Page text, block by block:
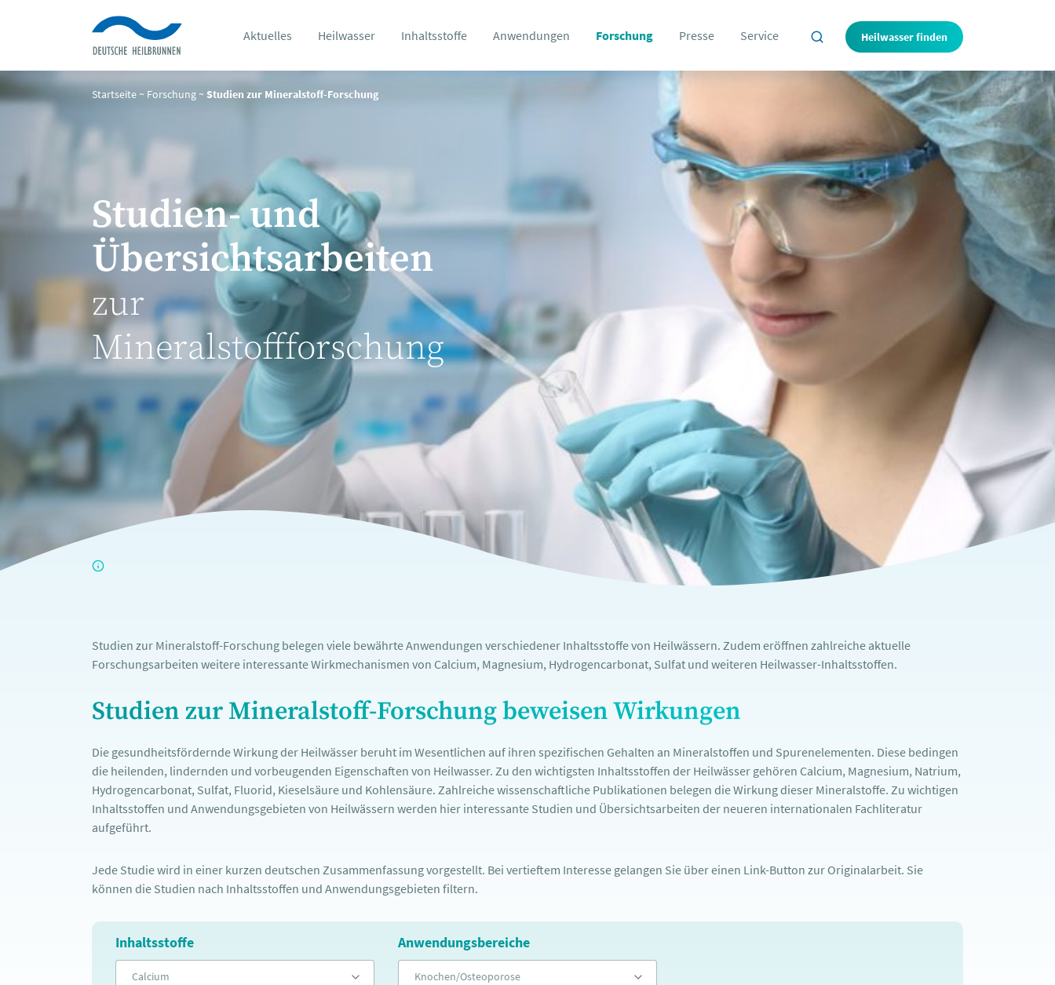
Aktuelles Heilwasser Inhaltsstoffe Anwendungen Forschung Presse Service Heilwasser finden
Startseite~ Forschung~Studien zur Mineralstoff-Forschung
Studien- und
Übersichtsarbeiten
zur
Mineralstoffforschung
Studien zur Mineralstoff-Forschung belegen viele bewährte Anwendungen verschiedener Inhaltsstoffe von Heilwässern. Zudem eröffnen zahlreiche aktuelle
Forschungsarbeiten weitere interessante Wirkmechanismen von Calcium, Magnesium, Hydrogencarbonat, Sulfat und weiteren Heilwasser-Inhaltsstoffen.
Studien zur Mineralstoff-Forschung beweisen Wirkungen
Die gesundheitsfördernde Wirkung der Heilwässer beruht im Wesentlichen auf ihren spezifischen Gehalten an Mineralstoffen und Spurenelementen. Diese bedingen
die heilenden, lindernden und vorbeugenden Eigenschaften von Heilwasser. Zu den wichtigsten Inhaltsstoffen der Heilwässer gehören Calcium, Magnesium, Natrium,
Hydrogencarbonat, Sulfat, Fluorid, Kieselsäure und Kohlensäure. Zahlreiche wissenschaftliche Publikationen belegen die Wirkung dieser Mineralstoffe. Zu wichtigen
Inhaltsstoffen und Anwendungsgebieten von Heilwässern werden hier interessante Studien und Übersichtsarbeiten der neueren internationalen Fachliteratur
aufgeführt.
Jede Studie wird in einer kurzen deutschen Zusammenfassung vorgestellt. Bei vertieftem Interesse gelangen Sie über einen Link-Button zur Originalarbeit. Sie
können die Studien nach Inhaltsstoffen und Anwendungsgebieten filtern.
Inhaltsstoffe
Calcium
Anwendungsbereiche
Knochen/Osteoporose